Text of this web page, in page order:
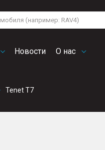
Новости О нас
Volkswagen
Audi
Tenet T7